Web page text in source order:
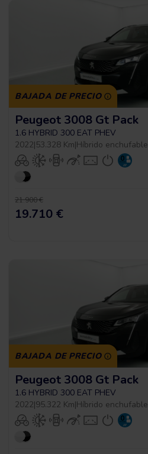
BAJADA DE PRECIO
Peugeot 3008 Gt Pack
1.6 HYBRID 300 EAT PHEV
2022|53.328 Km|Híbrido enchufable
21.900 €
19.710 €
BAJADA DE PRECIO
Peugeot 3008 Gt Pack
1.6 HYBRID 300 EAT PHEV
2022|95.322 Km|Híbrido enchufable